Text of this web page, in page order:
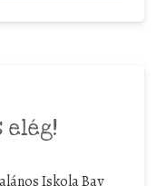
elég!
Iskola Bay